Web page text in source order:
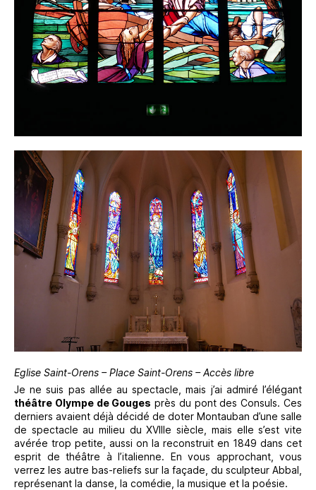
Eglise Saint-Orens – Place Saint-Orens – Accès libre
Je ne suis pas allée au spectacle, mais j’ai admiré l’élégant
théâtre Olympe de Gouges près du pont des Consuls. Ces
derniers avaient déjà décidé de doter Montauban d’une salle
de spectacle au milieu du XVIIIe siècle, mais elle s’est vite
avérée trop petite, aussi on la reconstruit en 1849 dans cet
esprit de théâtre à l’italienne. En vous approchant, vous
verrez les autre bas-reliefs sur la façade, du sculpteur Abbal,
représenant la danse, la comédie, la musique et la poésie.